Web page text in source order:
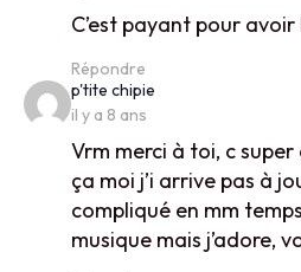
C’est payant pour
Répondre
p'tite chipie
il y a 8 ans
Vrm merci à toi, c
ça moi j’i arrive pas à
compliqué en mm
musique mais j’adore,